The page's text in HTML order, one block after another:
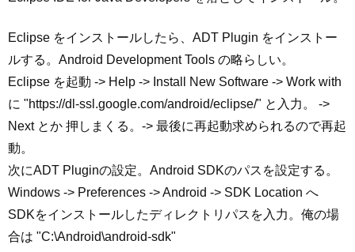
Eclipse をインストールしたら、ADT Plugin をインストー
ルする。Android Development Tools の略らしい。
Eclipse を起動 -> Help -> Install New Software -> Work with
に "https://dl-ssl.google.com/android/eclipse/" と入力。 ->
Next とか 押しまくる。-> 最後に再起動求められるので再起
動。
次にADT Pluginの設定。Android SDKのパスを設定する。
Windows -> Preferences -> Android -> SDK Location へ
SDKをインストールしたディレクトリパスを入力。俺の場
合は "C:\Android\android-sdk"